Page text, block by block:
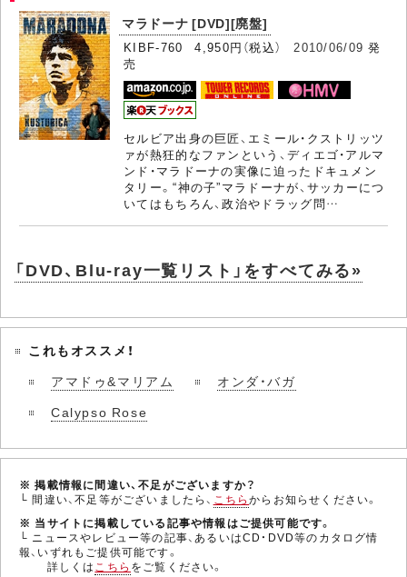
マラドーナ [DVD][廃盤]
KIBF-760 4,950円（税込）2010/06/09 発
売
セルビア出身の巨匠、エミール・クストリッツ
ァが熱狂的なファンという、ディエゴ・アルマ
ンド・マラドーナの実像に迫ったドキュメン
タリー。“神の子”マラドーナが、サッカーにつ
いてはもちろん、政治やドラッグ問…
「DVD、Blu-ray一覧リスト」をすべてみる»
これもオススメ！
アマドゥ&マリアム
オンダ・バガ
Calypso Rose
※ 掲載情報に間違い、不足がございますか？
└ 間違い、不足等がございましたら、 こちらからお知らせください。
※ 当サイトに掲載している記事や情報はご提供可能です。
└ ニュースやレビュー等の記事、あるいはCD・DVD等のカタログ情
報、いずれもご提供可能です。
詳しくはこちら をご覧ください。